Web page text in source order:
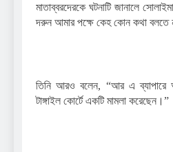
মাতাব্বরদেরকে ঘটনাটি জানালে
দরুন আমার পক্ষে কেহ কোন কথা বলতে
তিনি আরও বলেন, “আর এ ব্যাপারে
টাঙ্গাইল কোর্টে একটি মামলা করেছেন।”